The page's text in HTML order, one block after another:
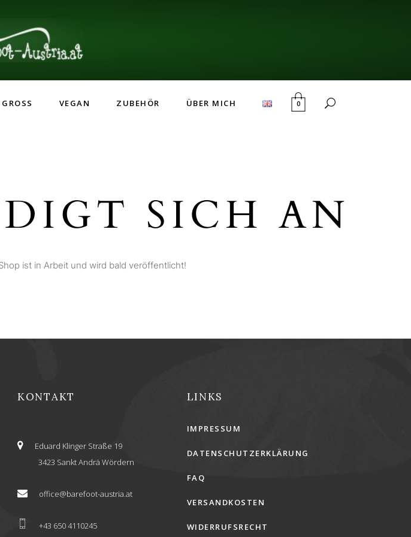
VEGAN ZUBEHÖR ÜBER MICH 0
SICH AN
ist in Arbeit und wird bald veröffentlicht!
KONTAKT
Eduard Klinger Straße 19
3423 Sankt Andrä Wördern
office@barefoot-austria.at
+43 650 4110245
LINKS
IMPRESSUM
DATENSCHUTZERKLÄRUNG
FAQ
VERSANDKOSTEN
WIDERRUFSRECHT